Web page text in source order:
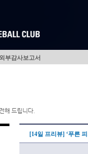
외부감사보고서
해 드립니다.
[14일 프리뷰] ‘푸른